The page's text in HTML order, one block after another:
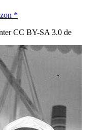
*
CC BY-SA 3.0 de